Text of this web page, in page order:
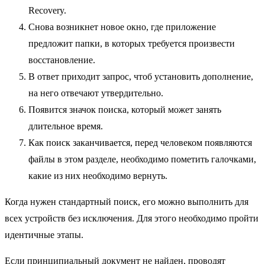
Recovery.
Снова возникнет новое окно, где приложение
предложит папки, в которых требуется произвести
восстановление.
В ответ приходит запрос, чтоб установить дополнение,
на него отвечают утвердительно.
Появится значок поиска, который может занять
длительное время.
Как поиск заканчивается, перед человеком появляются
файлы в этом разделе, необходимо пометить галочками,
какие из них необходимо вернуть.
Когда нужен стандартный поиск, его можно выполнить для
всех устройств без исключения. Для этого необходимо пройти
идентичные этапы.
Если принципиальный документ не найден, проводят